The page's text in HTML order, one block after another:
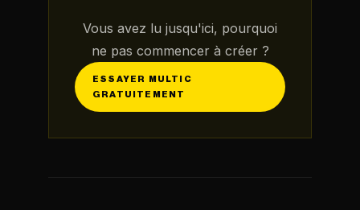
Vous avez lu jusqu'ici, pourquoi
ne pas commencer à créer ?
ESSAYER MULTIC
GRATUITEMENT